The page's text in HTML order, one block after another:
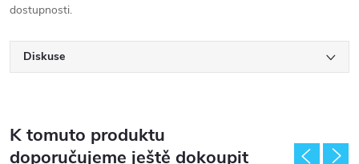
dostupnosti.
Diskuse
K tomuto produktu
doporučujeme ještě dokoupit